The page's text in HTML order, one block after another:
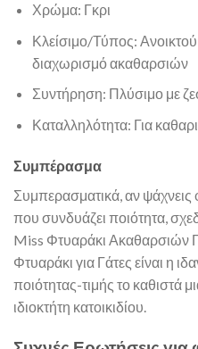
Χρώμα: Γκρι
Κλείσιμο/Τύπος:
διαχωρισμό ακαθαρσιών
Συντήρηση: Πλύσιμο με
Καταλληλότητα: Για
Συμπέρασμα
Συμπερασματικά, αν
που συνδυάζει ποιότητα,
Miss Φτυαράκι Ακαθαρσιών
Φτυαράκι για Γάτες είναι η
ποιότητας-τιμής το καθιστά
ιδιοκτήτη κατοικιδίου.